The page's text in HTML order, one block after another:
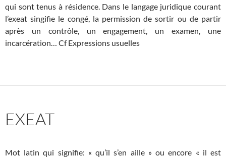
qui sont tenus à résidence. Dans le langage juridique courant
l’exeat singifie le congé, la permission de sortir ou de partir
après un contrôle, un engagement, un examen, une
incarcération… Cf Expressions usuelles
EXEAT
Mot latin qui signifie: « qu’il s’en aille » ou encore « il est